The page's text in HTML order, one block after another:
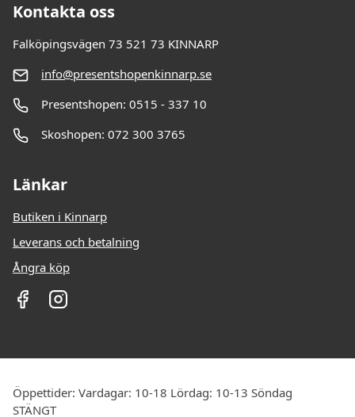
Kontakta oss
Falköpingsvägen 73 521 73 KINNARP
info@presentshopenkinnarp.se
Presentshopen: 0515 - 337 10
Skoshopen: 072 300 3765
Länkar
Butiken i Kinnarp
Leverans och betalning
Ångra köp
Öppettider: Vardagar: 10-18 Lördag: 10-13 Söndag
STÄNGT